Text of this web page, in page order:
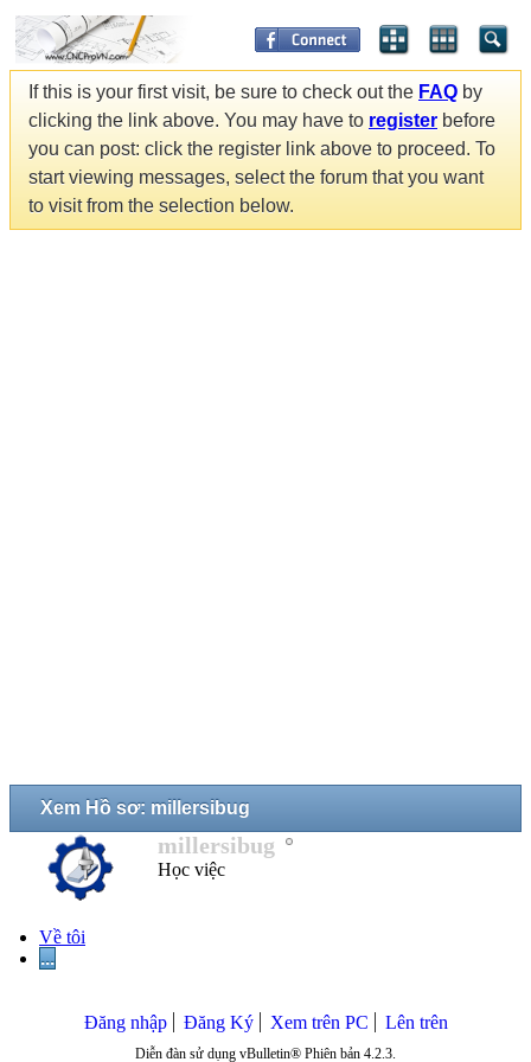
If this is your first visit, be sure to check out the FAQ by
clicking the link above. You may have to register before
you can post: click the register link above to proceed. To
start viewing messages, select the forum that you want
to visit from the selection below.
Xem Hồ sơ: millersibug
millersibug
Học việc
Về tôi
...
Đăng nhập Đăng Ký Xem trên PC Lên trên
Diễn đàn sử dụng vBulletin® Phiên bản 4.2.3.